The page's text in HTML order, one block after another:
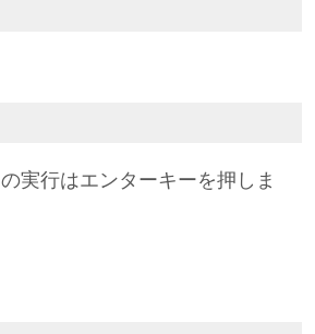
実行はエンターキーを押しま